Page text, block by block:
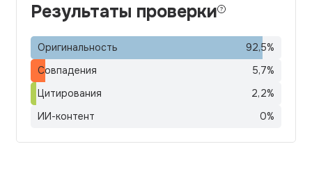
Результаты проверки
Оригинальность 92,5%
Совпадения
5,7%
Цитирования
2,2%
ИИ-контент
0%